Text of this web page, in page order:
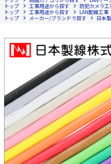
部材類
配線補助具（モール・結束バ
防犯工事関連
HDMIケーブル・周辺機器／
電話線／コネクタ／アダプタ
光ファイバー・融着接続機関連
LANケーブル・コネクタ・関連
ネットワーク機器
エアコン・換気扇・空調資材
光工事・FTTH工
エアコン・換気
防犯カメラ工事
LAN配線工事
電話工事
電気配管工事
EV充電設備工事
照明設置工事
太陽光発電工事
トップ
工事用途から探す 防犯カメラ工
トップ
工事用途から探す LAN配線工事
トップ
メーカー/ブランドで探す 日本